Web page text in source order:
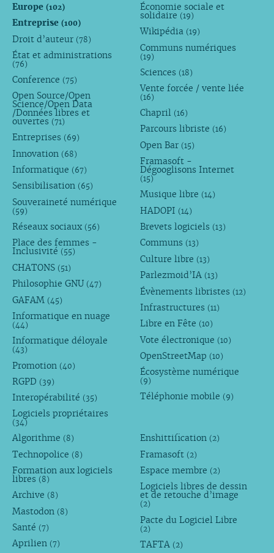
Europe (102)
Entreprise (100)
Droit d’auteur (78)
État et administrations
(76)
Conference (75)
Open Source/Open
Science/Open Data
/Données libres et
ouvertes (71)
Entreprises (69)
Innovation (68)
Informatique (67)
Sensibilisation (65)
Souveraineté numérique
(59)
Réseaux sociaux (56)
Place des femmes -
Inclusivité (55)
CHATONS (51)
Philosophie GNU (47)
GAFAM (45)
Informatique en nuage
(44)
Informatique déloyale
(43)
Promotion (40)
RGPD (39)
Interopérabilité (35)
Logiciels propriétaires
(34)
Économie sociale et
solidaire (19)
Wikipédia (19)
Communs numériques
(19)
Sciences (18)
Vente forcée / vente liée
(16)
Chapril (16)
Parcours libriste (16)
Open Bar (15)
Framasoft -
Dégooglisons Internet
(15)
Musique libre (14)
HADOPI (14)
Brevets logiciels (13)
Communs (13)
Culture libre (13)
Parlezmoid’IA (13)
Évènements libristes (12)
Infrastructures (11)
Libre en Fête (10)
Vote électronique (10)
OpenStreetMap (10)
Écosystème numérique
(9)
Téléphonie mobile (9)
Algorithme (8)
Technopolice (8)
Formation aux logiciels
libres (8)
Archive (8)
Mastodon (8)
Santé (7)
Aprilien (7)
Enshittification (2)
Framasoft (2)
Espace membre (2)
Logiciels libres de dessin
et de retouche d’image
(2)
Pacte du Logiciel Libre
(2)
TAFTA (2)